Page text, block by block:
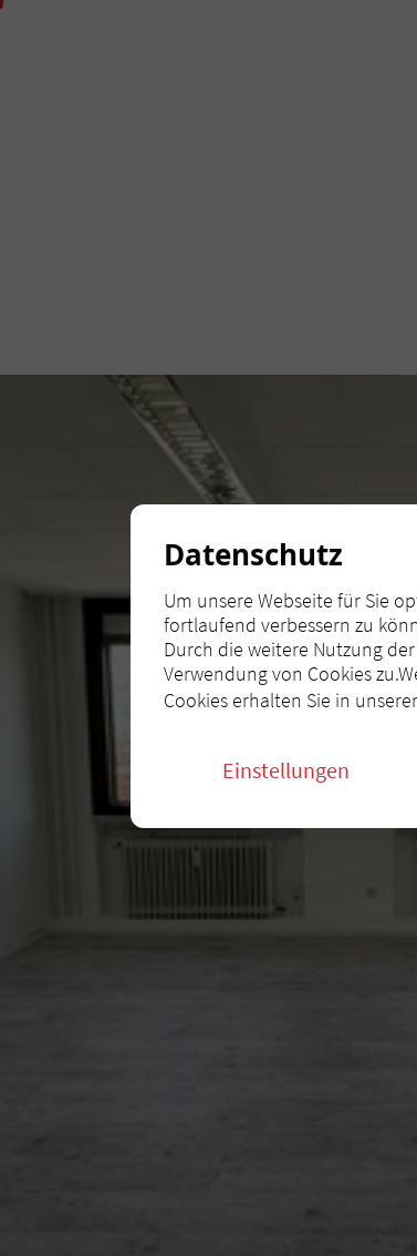
Datenschutz
Um unsere Webseite für Sie
fortlaufend verbessern zu
Durch die weitere Nutzung
Verwendung von Cookies
Cookies erhalten Sie in unserer
Einstellungen